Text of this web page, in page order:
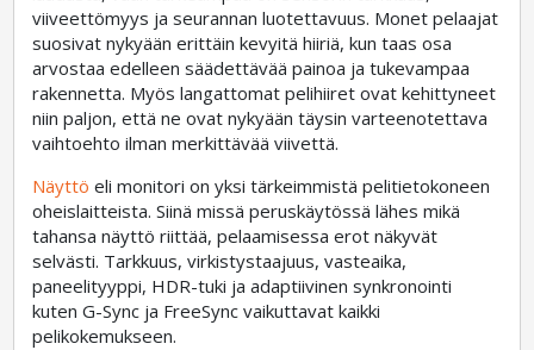
viiveettömyys ja seurannan luotettavuus. Monet pelaajat
suosivat nykyään erittäin kevyitä hiiriä, kun taas osa
arvostaa edelleen säädettävää painoa ja tukevampaa
rakennetta. Myös langattomat pelihiiret ovat kehittyneet
niin paljon, että ne ovat nykyään täysin varteenotettava
vaihtoehto ilman merkittävää viivettä.
Näyttö eli monitori on yksi tärkeimmistä pelitietokoneen
oheislaitteista. Siinä missä peruskäytössä lähes mikä
tahansa näyttö riittää, pelaamisessa erot näkyvät
selvästi. Tarkkuus, virkistystaajuus, vasteaika,
paneelityyppi, HDR-tuki ja adaptiivinen synkronointi
kuten G-Sync ja FreeSync vaikuttavat kaikki
pelikokemukseen.